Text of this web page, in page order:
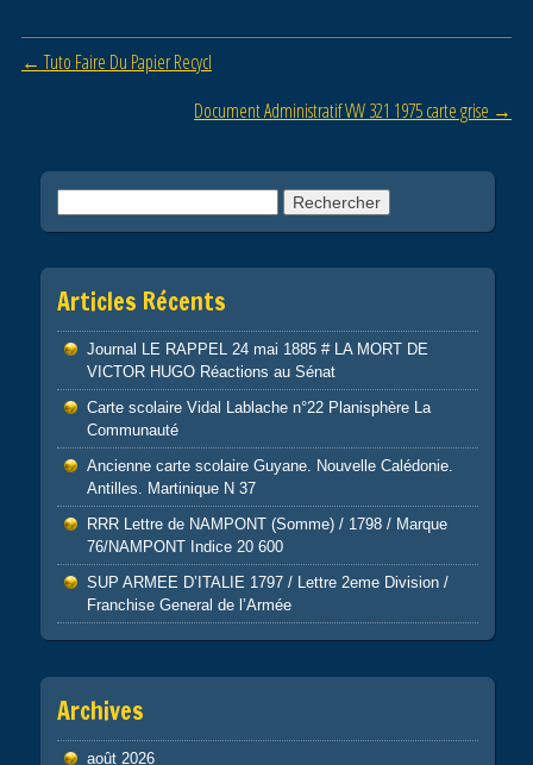
o
Post navigation
← Tuto Faire Du Papier Recycl
Document Administratif VW 321 1975 carte grise →
Articles Récents
Journal LE RAPPEL 24 mai 1885 # LA MORT DE
VICTOR HUGO Réactions au Sénat
Carte scolaire Vidal Lablache n°22 Planisphère La
Communauté
Ancienne carte scolaire Guyane. Nouvelle Calédonie.
Antilles. Martinique N 37
RRR Lettre de NAMPONT (Somme) / 1798 / Marque
76/NAMPONT Indice 20 600
SUP ARMEE D’ITALIE 1797 / Lettre 2eme Division /
Franchise General de l’Armée
Archives
août 2026